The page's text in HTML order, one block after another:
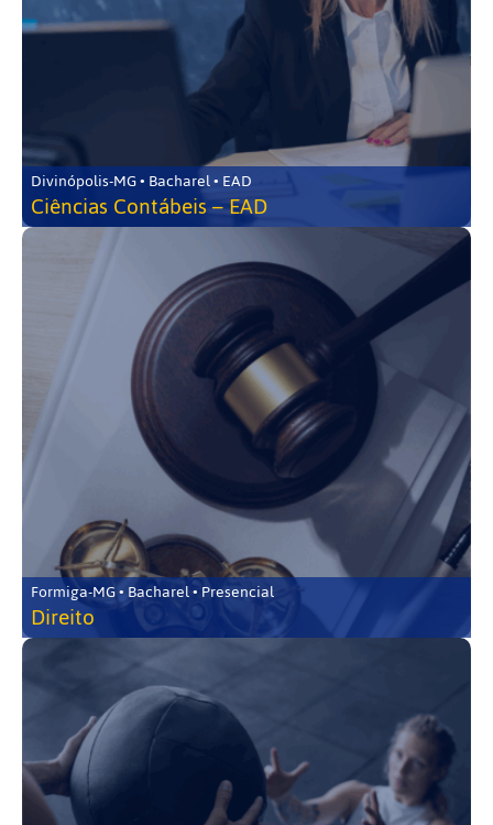
Divinópolis-MG • Bacharel • EAD
Ciências Contábeis – EAD
Formiga-MG • Bacharel • Presencial
Direito